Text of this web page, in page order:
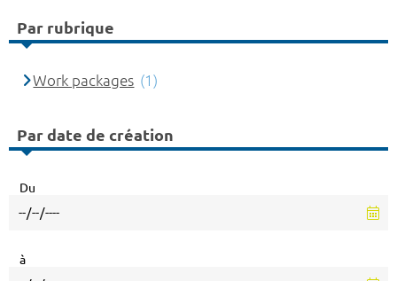
Par rubrique
Work packages (1)
Par date de création
Du
à